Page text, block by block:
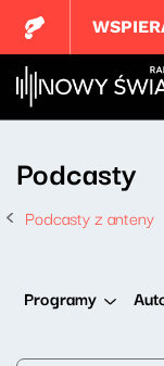
Podcasty
Podcasty z anteny
Programy